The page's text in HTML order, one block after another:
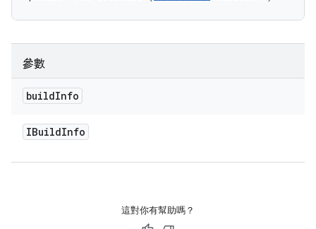
參數
buildInfo
IBuildInfo
這對你有幫助嗎？